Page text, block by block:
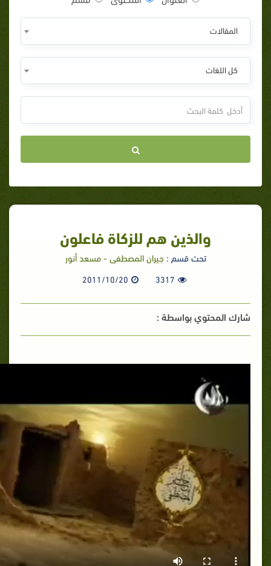
المقالات
كل اللغات
والذين هم للزكاة فاعلون
تحت قسم : جيران المصطفى - مسعد أنور
3317
2011/10/20
شارك المحتوي بواسطة :